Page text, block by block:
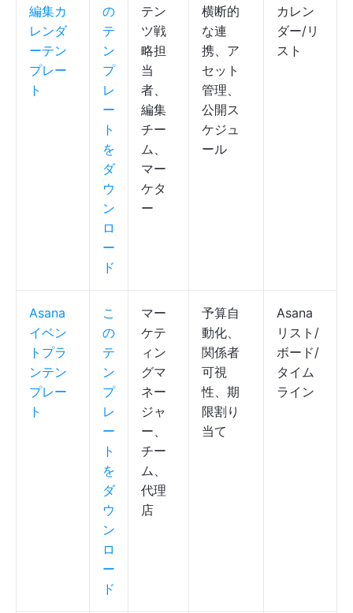
編集カ
レンダ
ーテン
プレー
ト
の
テ
ン
プ
レ
ー
ト
を
ダ
ウ
ン
ロ
ー
ド
テン
ツ戦
略担
当
者、
編集
チー
ム、
マー
ケタ
ー
横断的
な連
携、ア
セット
管理、
公開ス
ケジュ
ール
カレン
ダー/リ
スト
Asana
イベン
トプラ
ンテン
プレー
ト
こ
の
テ
ン
プ
レ
ー
ト
を
ダ
ウ
ン
ロ
ー
ド
マー
ケテ
ィン
グマ
ネー
ジャ
ー、
チー
ム、
代理
店
予算自
動化、
関係者
可視
性、期
限割り
当て
Asana
リスト/
ボード/
タイム
ライン